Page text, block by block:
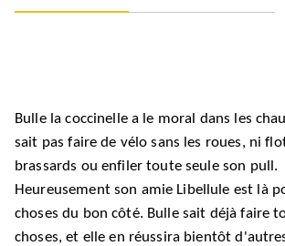
Bulle la coccinelle a le moral dans les
sait pas faire de vélo sans les roues, ni
brassards ou enfiler toute seule son pull.
Heureusement son amie Libellule est là
choses du bon côté. Bulle sait déjà faire
choses, et elle en réussira bientôt